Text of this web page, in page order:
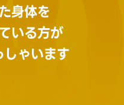
身体を
いる方が
ゃいます